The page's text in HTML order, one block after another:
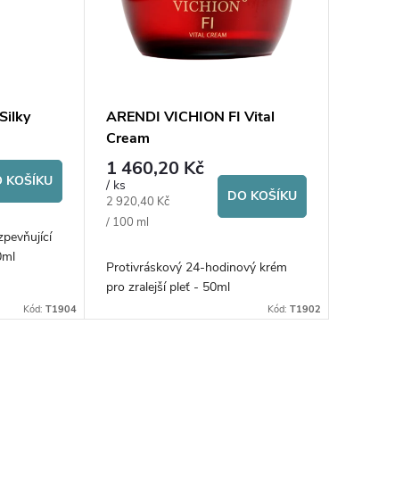
KOŠÍKU
Kód: T1904
ARENDI VICHION FI Vital
Cream
1 460,20 Kč
/ ks
Měrná
cena:
2 920,40 Kč
/ 100 ml
DO KOŠÍKU
Protivráskový 24-hodinový krém
pro zralejší pleť - 50ml
Kód: T1902